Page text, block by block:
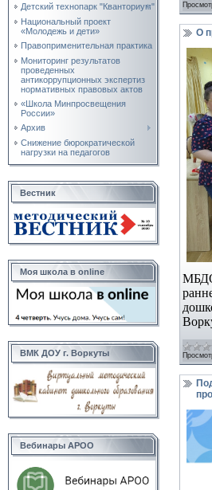
Детский технопарк "Кванториум"
Национальный проект
«Молодежь и дети»
Правоприменительная практика
Мониторинг результатов
проведенных
антикоррупционных экспертиз
нормативных правовых актов
«Школа Минпросвещения
России»
Архив
Снижение бюрократической
нагрузки на педагогов
Вестник
Моя школа в online
ВМК ДОУ г. Воркуты
Вебинары АРОО
О